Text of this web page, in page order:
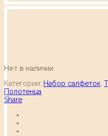
Нет в наличии
Категории: Набор салфеток
Полотенца
Share